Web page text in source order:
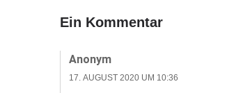
Ein Kommentar
Anonym
17. AUGUST 2020 UM 10:36